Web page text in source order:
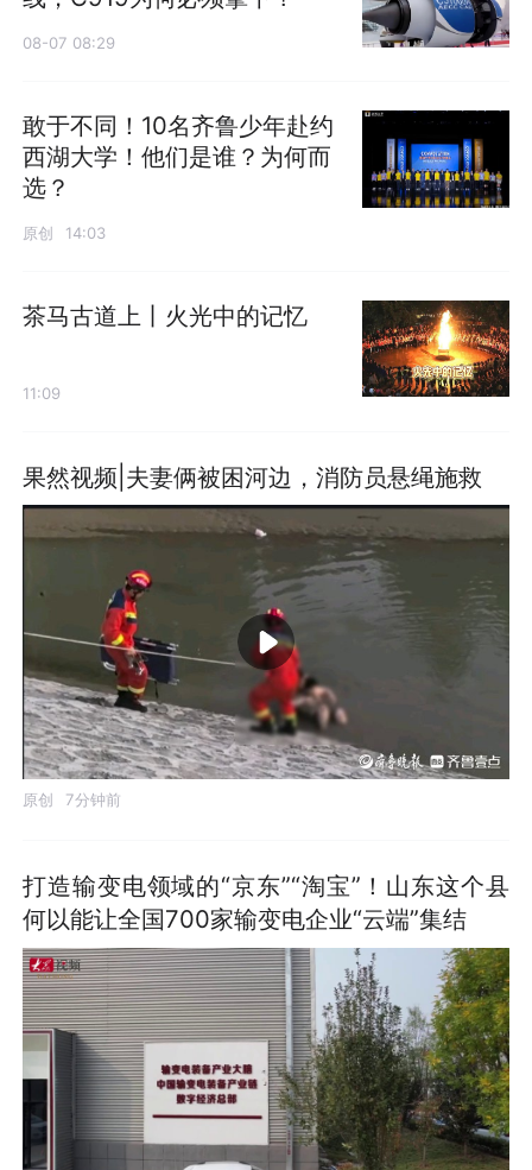
08-07 08:29
敢于不同！10名齐鲁少年赴约
西湖大学！他们是谁？为何而
选？
原创 14:03
茶马古道上丨火光中的记忆
11:09
果然视频|夫妻俩被困河边，消防员悬绳施救
原创 7分钟前
打造输变电领域的“京东”“淘宝”！山东这个县
何以能让全国700家输变电企业“云端”集结